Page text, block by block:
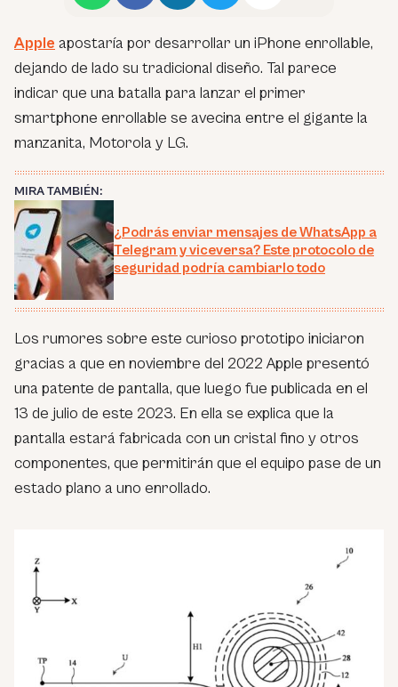
Apple apostaría por desarrollar un iPhone enrollable,
dejando de lado su tradicional diseño. Tal parece
indicar que una batalla para lanzar el primer
smartphone enrollable se avecina entre el gigante la
manzanita, Motorola y LG.
MIRA TAMBIÉN:
¿Podrás enviar mensajes de WhatsApp a
Telegram y viceversa? Este protocolo de
seguridad podría cambiarlo todo
Los rumores sobre este curioso prototipo iniciaron
gracias a que en noviembre del 2022 Apple presentó
una patente de pantalla, que luego fue publicada en el
13 de julio de este 2023. En ella se explica que la
pantalla estará fabricada con un cristal fino y otros
componentes, que permitirán que el equipo pase de un
estado plano a uno enrollado.